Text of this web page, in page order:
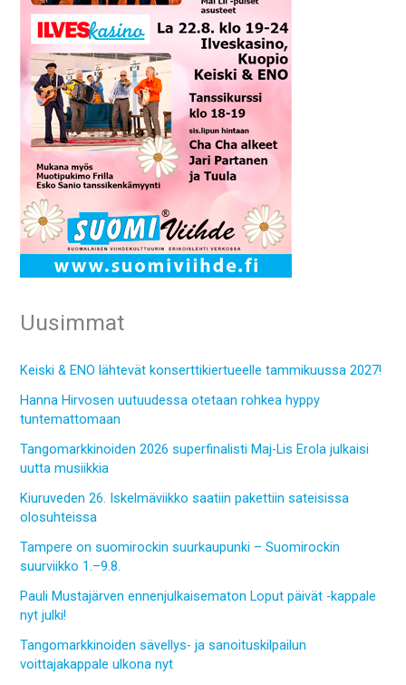
Uusimmat
Keiski & ENO lähtevät konserttikiertueelle tammikuussa 2027!
Hanna Hirvosen uutuudessa otetaan rohkea hyppy
tuntemattomaan
Tangomarkkinoiden 2026 superfinalisti Maj-Lis Erola julkaisi
uutta musiikkia
Kiuruveden 26. Iskelmäviikko saatiin pakettiin sateisissa
olosuhteissa
Tampere on suomirockin suurkaupunki – Suomirockin
suurviikko 1.–9.8.
Pauli Mustajärven ennenjulkaisematon Loput päivät -kappale
nyt julki!
Tangomarkkinoiden sävellys- ja sanoituskilpailun
voittajakappale ulkona nyt